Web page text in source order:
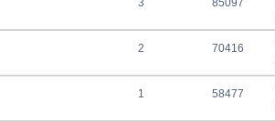
3 85097
2 70416
1 58477